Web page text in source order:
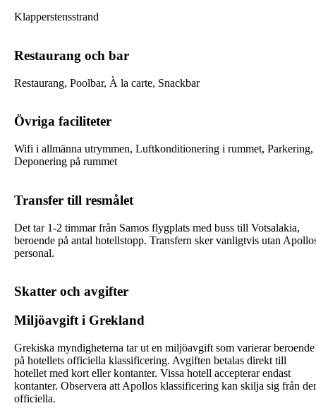
Klapperstensstrand
Restaurang och bar
Restaurang, Poolbar, À la carte, Snackbar
Övriga faciliteter
Wifi i allmänna utrymmen, Luftkonditionering i rummet, Parkering,
Deponering på rummet
Transfer till resmålet
Det tar 1-2 timmar från Samos flygplats med buss till Votsalakia,
beroende på antal hotellstopp. Transfern sker vanligtvis utan
personal.
Skatter och avgifter
Miljöavgift i Grekland
Grekiska myndigheterna tar ut en miljöavgift som varierar beroende
på hotellets officiella klassificering. Avgiften betalas direkt till
hotellet med kort eller kontanter. Vissa hotell accepterar endast
kontanter. Observera att Apollos klassificering kan skilja sig från
officiella.